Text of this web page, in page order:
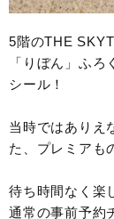
5階のTHE
「りぼん」ふ
シール！
当時ではありえ
た、プレミアも
待ち時間なく楽
通常の事前予約